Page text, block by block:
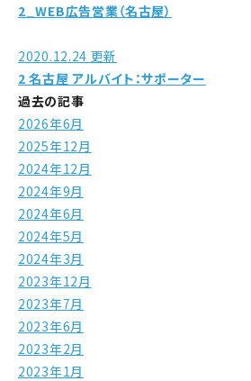
2_WEB広告営業（名古屋）
2020.12.24 更新
2 名古屋 アルバイト：サポーター
過去の記事
2026年6月
2025年12月
2024年12月
2024年9月
2024年6月
2024年5月
2024年3月
2023年12月
2023年7月
2023年6月
2023年2月
2023年1月